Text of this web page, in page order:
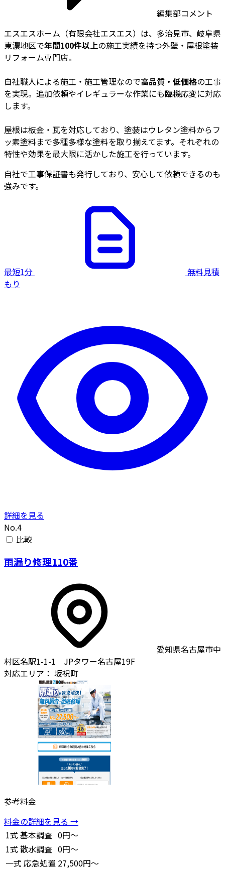
編集部コメント
エスエスホーム（有限会社エスエス）は、多治見市、岐阜県
東濃地区で年間100件以上の施工実績を持つ外壁・屋根塗装
リフォーム専門店。
自社職人による施工・施工管理なので高品質・低価格の工事
を実現。追加依頼やイレギュラーな作業にも臨機応変に対応
します。
屋根は板金・瓦を対応しており、塗装はウレタン塗料からフ
ッ素塗料まで多種多様な塗料を取り揃えてます。それぞれの
特性や効果を最大限に活かした施工を行っています。
自社で工事保証書も発行しており、安心して依頼できるのも
強みです。
最短1分
無料見積
もり
詳細を見る
No.4
比較
雨漏り修理110番
愛知県名古屋市中
村区名駅1-1-1 JPタワー名古屋19F
対応エリア： 坂祝町
参考料金
料金の詳細を見る →
1式 基本調査 0円～
1式 散水調査 0円～
一式 応急処置 27,500円～